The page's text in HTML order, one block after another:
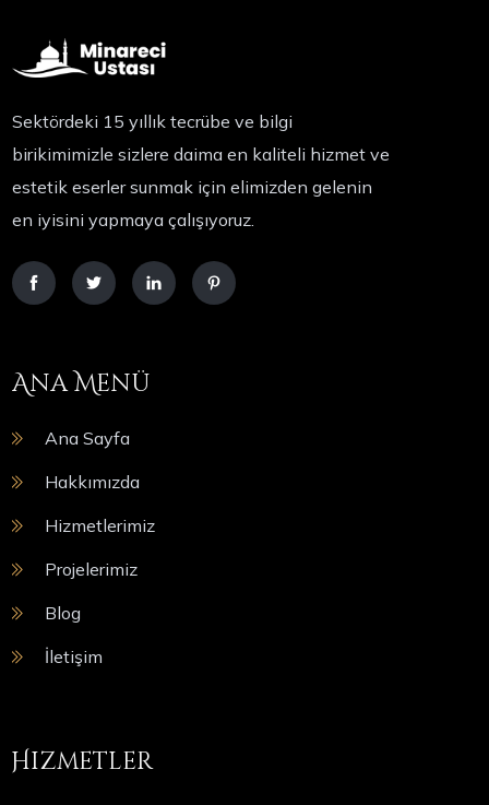
Sektördeki 15 yıllık tecrübe ve bilgi
birikimimizle sizlere daima en kaliteli hizmet ve
estetik eserler sunmak için elimizden gelenin
en iyisini yapmaya çalışıyoruz.
Ana Menü
Ana Sayfa
Hakkımızda
Hizmetlerimiz
Projelerimiz
Blog
İletişim
Hizmetler